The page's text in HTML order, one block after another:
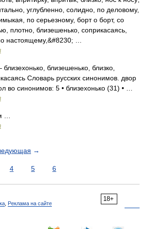
углубленно, солидно, по деловому,
по серьезному, борт о борт, со
плотно, близешенько, соприкасаясь,
настоящему,&#8230; …
близешенько, близко,
Словарь русских синонимов. двор
во синонимов: 5 • близехонько (31) • …
…
→
4 5 6
18+
Реклама на сайте